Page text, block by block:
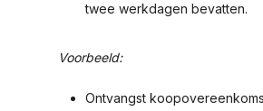
twee werkdagen bevatten.
Voorbeeld:
Ontvangst